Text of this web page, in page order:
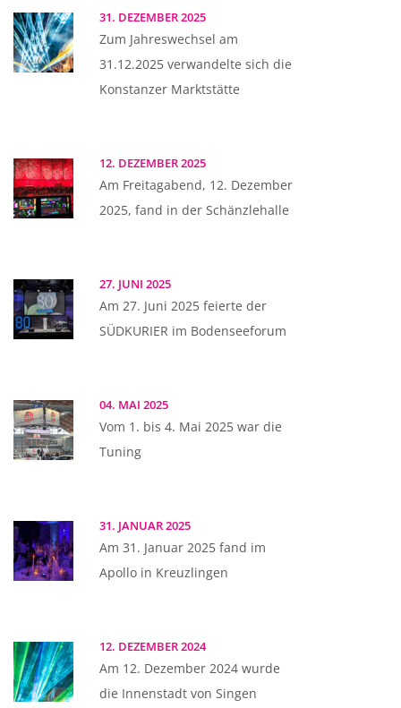
31. DEZEMBER 2025
Zum Jahreswechsel am
31.12.2025 verwandelte sich die
Konstanzer Marktstätte
12. DEZEMBER 2025
Am Freitagabend, 12. Dezember
2025, fand in der Schänzlehalle
27. JUNI 2025
Am 27. Juni 2025 feierte der
SÜDKURIER im Bodenseeforum
04. MAI 2025
Vom 1. bis 4. Mai 2025 war die
Tuning
31. JANUAR 2025
Am 31. Januar 2025 fand im
Apollo in Kreuzlingen
12. DEZEMBER 2024
Am 12. Dezember 2024 wurde
die Innenstadt von Singen